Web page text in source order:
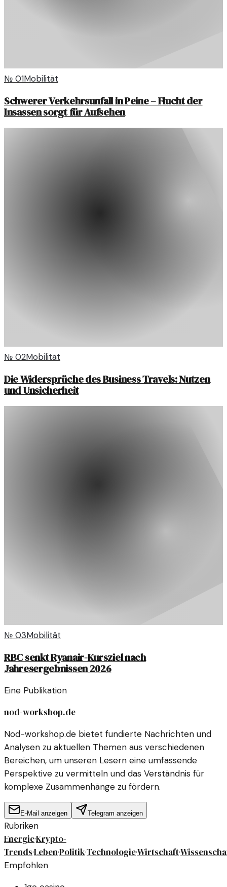
№ 01Mobilität
Schwerer Verkehrsunfall in Peine – Flucht der
Insassen sorgt für Aufsehen
№ 02Mobilität
Die Widersprüche des Business Travels: Nutzen
und Unsicherheit
№ 03Mobilität
RBC senkt Ryanair-Kursziel nach
Jahresergebnissen 2026
Eine Publikation
nod-workshop.de
Nod-workshop.de bietet fundierte Nachrichten und
Analysen zu aktuellen Themen aus verschiedenen
Bereichen, um unseren Lesern eine umfassende
Perspektive zu vermitteln und das Verständnis für
komplexe Zusammenhänge zu fördern.
E-Mail anzeigen Telegram anzeigen
Rubriken
Energie·Krypto-
Trends·Leben·Politik·Technologie·Wirtschaft·
Empfohlen